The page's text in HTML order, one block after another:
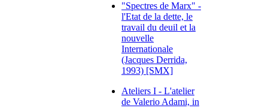
"Spectres de Marx" -
l'Etat de la dette, le
travail du deuil et la
nouvelle
Internationale
(Jacques Derrida,
1993) [SMX]
Ateliers I - L'atelier
de Valerio Adami, in